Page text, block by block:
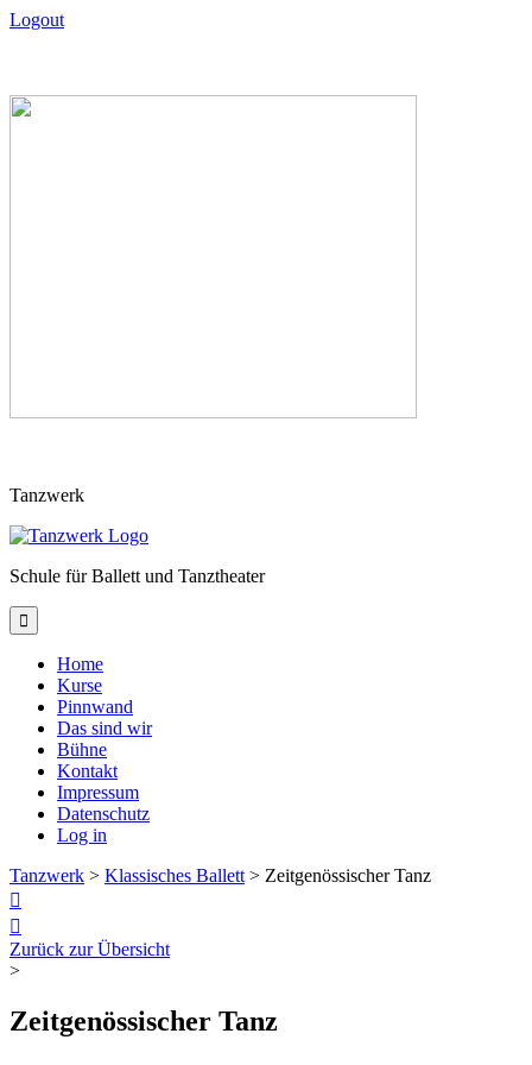
Logout
to
Tanzwerk
Schule für Ballett und Tanztheater

Home
Kurse
Pinnwand
Das sind wir
Bühne
Kontakt
Impressum
Datenschutz
Log in
Tanzwerk > Klassisches Ballett > Zeitgenössischer Tanz


Zurück zur Übersicht
>
Zeitgenössischer Tanz